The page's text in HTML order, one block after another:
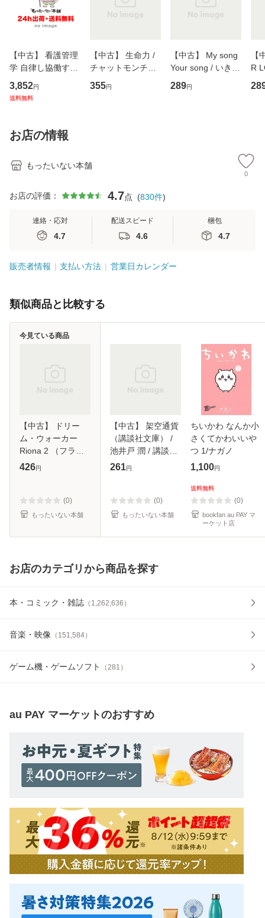
【中古】 看護管理
学 自律し協働する
専門職の看護マネ
ジメントスキル 改
恵 藤本幸三 / 南江
堂 [単行
3,852円
送料無料
【中古】 生命力 /
チャットモンチー /
キューンレコード
[CD]【メール便送
355円
【中古】 My song
Your song / いきも
のがかり / [CD]
【メール便送料無
289円
【
R
産
お店の情報
もったいない本舗
0
お店の評価： 4.7点 (830件)
連絡・応対
4.7
配送スピード
4.6
梱包
4.7
販売者情報 支払い方法 営業日カレンダー
類似商品と比較する
【中古】 ドリー
ム・ウォーカー
Riona 2 （フラワ
ーコミックス） /
ール便送料無料】
426円
(0)
もったいない本舗
今見ている商品
【中古】 架空通貨
（講談社文庫） /
池井戸 潤 / 講談社
[文庫]【メール便送
261円
(0)
もったいない本舗
ちいかわ なんか小
さくてかわいいや
つ 1/ナガノ
1,100円
送料無料
(0)
bookfan au PAY マ
ーケット店
お店のカテゴリから商品を探す
本・コミック・雑誌 （ 1,262,636 ）
音楽・映像 （ 151,584）
ゲーム機・ゲームソフト （281 ）
au PAY マーケットのおすすめ